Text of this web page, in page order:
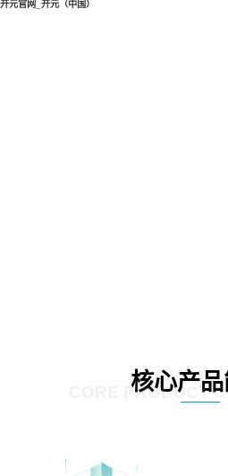
开元官网_开元（中国）
核心产
CORE PRODUCT